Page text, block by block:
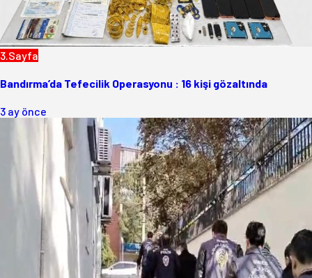
3.Sayfa
Bandırma’da Tefecilik Operasyonu : 16 kişi gözaltında
3 ay önce